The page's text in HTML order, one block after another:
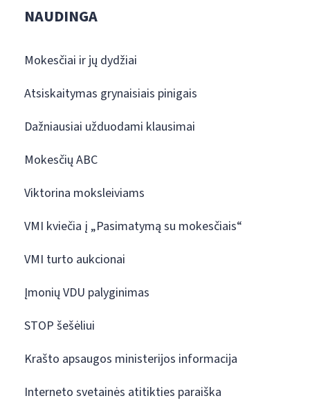
NAUDINGA
Mokesčiai ir jų dydžiai
Atsiskaitymas grynaisiais pinigais
Dažniausiai užduodami klausimai
Mokesčių ABC
Viktorina moksleiviams
VMI kviečia į „Pasimatymą su mokesčiais“
VMI turto aukcionai
Įmonių VDU palyginimas
STOP šešėliui
Krašto apsaugos ministerijos informacija
Interneto svetainės atitikties paraiška